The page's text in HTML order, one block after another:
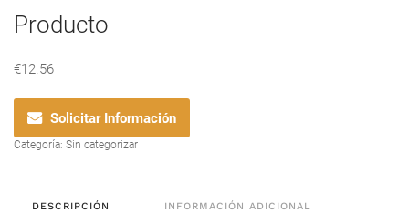
Producto
€12.56
Solicitar Información
Categoría: Sin categorizar
DESCRIPCIÓN INFORMACIÓN ADICIONAL